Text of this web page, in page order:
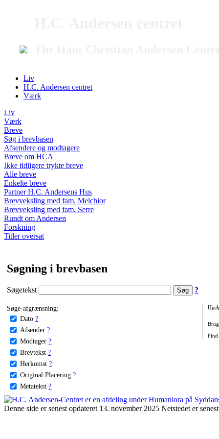
Liv
H.C. Andersen centret
Værk
Liv
Værk
Breve
Søg i brevbasen
Afsendere og modtagere
Breve om HCA
Ikke tidligere trykte breve
Alle breve
Enkelte breve
Partner H.C. Andersens Hus
Brevveksling med fam. Melchior
Brevveksling med fam. Serre
Rundt om Andersen
Forskning
Titler oversat
Søgning i brevbasen
Søgetekst ?
Søge-afgrænsning:
Dato ?
Afsender ?
Modtager ?
Brevtekst ?
Herkomst ?
Original Placering ?
Metatekst ?
Find
Denne side er senest opdateret 13. november 2025 Netstedet er